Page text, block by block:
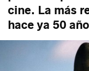
cine. La más
hace ya 50